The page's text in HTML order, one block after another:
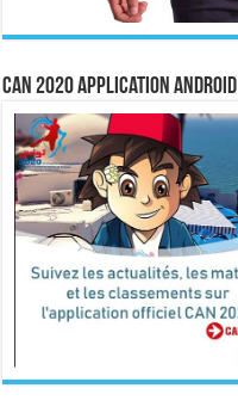
CAN 2020 Application Android